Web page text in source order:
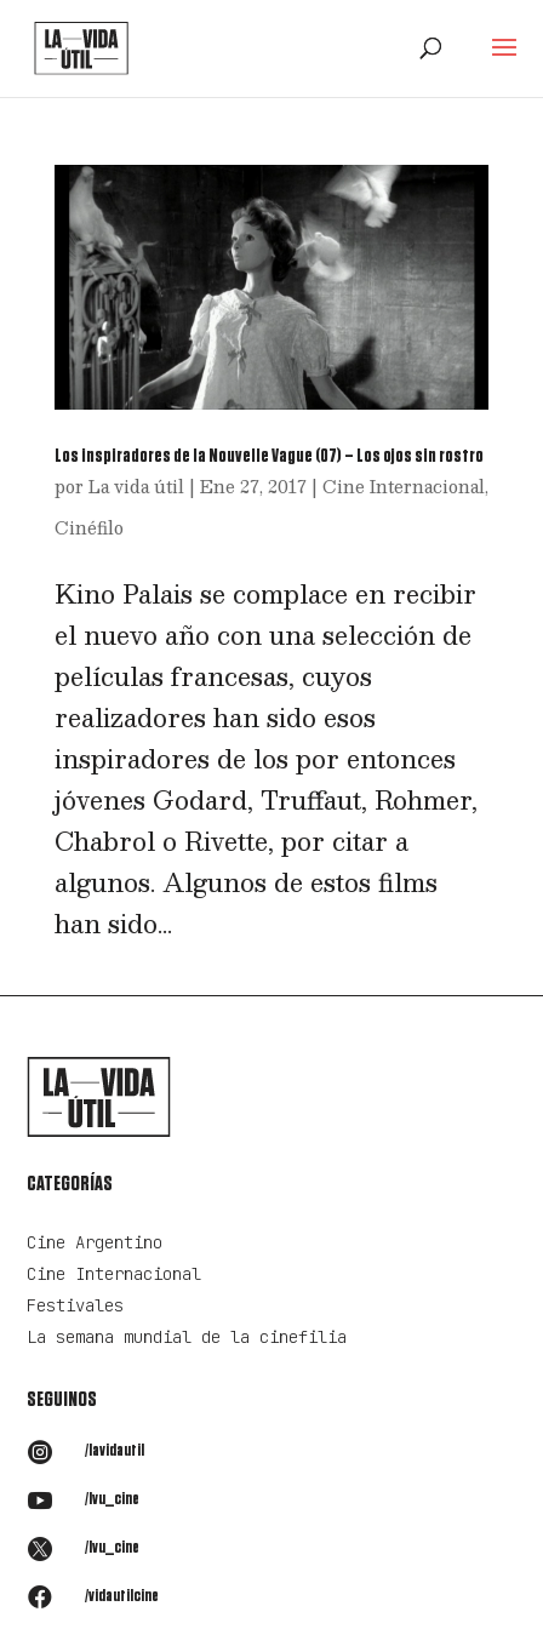
Los inspiradores de la Nouvelle Vague (07) – Los ojos sin rostro
por La vida útil| Ene 27, 2017| Cine Internacional,
Cinéfilo
Kino Palais se complace en recibir
el nuevo año con una selección de
películas francesas, cuyos
realizadores han sido esos
inspiradores de los por entonces
jóvenes Godard, Truffaut, Rohmer,
Chabrol o Rivette, por citar a
algunos. Algunos de estos films
han sido...
CATEGORÍAS
Cine Argentino
Cine Internacional
Festivales
La semana mundial de la cinefilia
SEGUINOS
 /lavidautil
 /lvu_cine
 /lvu_cine
 /vidautilcine